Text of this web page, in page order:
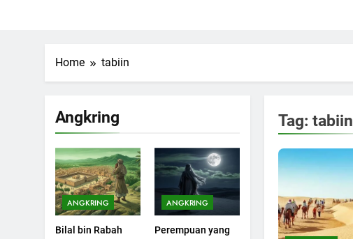
Home tabiin
Angkring
ANGKRING
Bilal bin Rabah
ANGKRING
Perempuan yang
Khutbah Idul Fitri di
Rumah
KHUTBAH
201
Khutbah jumat:
Tag: tabiin